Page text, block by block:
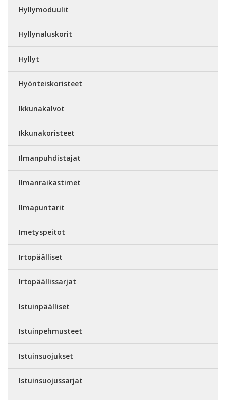
Hyllymoduulit
Hyllynaluskorit
Hyllyt
Hyönteiskoristeet
Ikkunakalvot
Ikkunakoristeet
Ilmanpuhdistajat
Ilmanraikastimet
Ilmapuntarit
Imetyspeitot
Irtopäälliset
Irtopäällissarjat
Istuinpäälliset
Istuinpehmusteet
Istuinsuojukset
Istuinsuojussarjat